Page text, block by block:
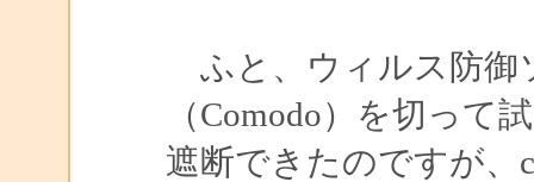
ふと、ウィルス防御
（Comodo）を切って
遮断できたのですが、